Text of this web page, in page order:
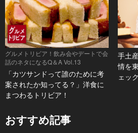
グルメトリビア！飲み会やデートで会
話のネタになるQ＆A Vol.13
「カツサンドって誰のために考
案されたか知ってる？」洋食に
まつわるトリビア！
手土
情を
ェッ
おすすめ記事